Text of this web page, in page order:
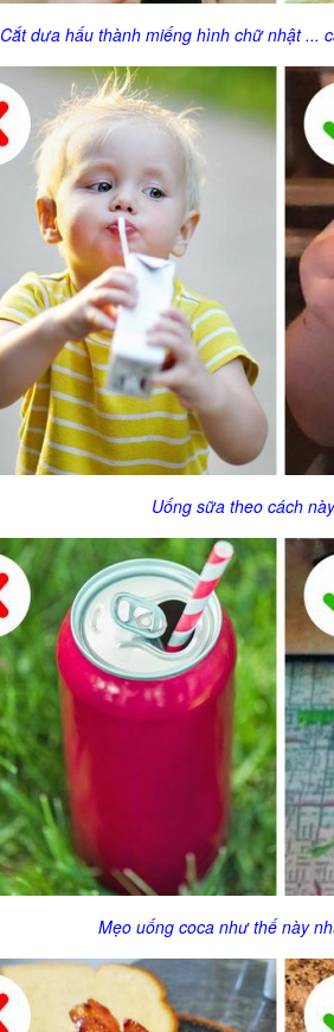
Cắt dưa hấu thành miếng hình chữ nhật ...
Uống sữa theo cách
Mẹo uống coca như thế này